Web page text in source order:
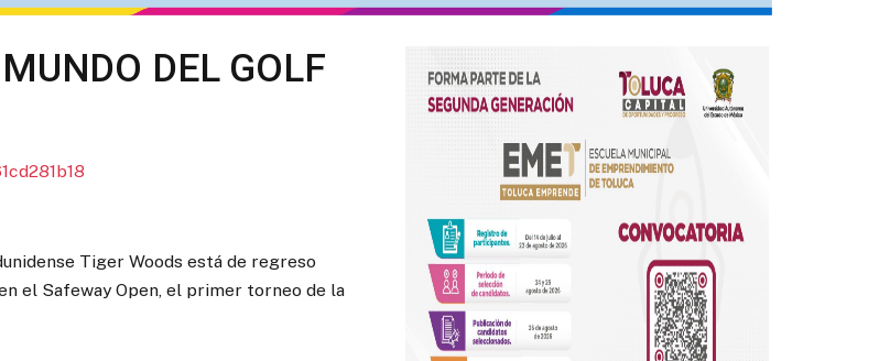
DEL GOLF
Tiger Woods está de regreso
el Safeway Open, el primer torneo de la